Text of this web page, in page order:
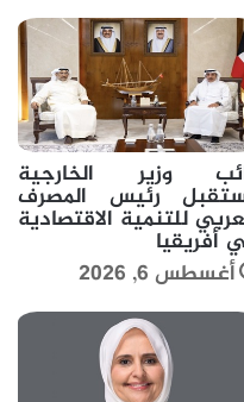
وزير الخارجية
رئيس المصرف
للتنمية الاقتصادية
أفريقيا
أغسطس 6, 2026